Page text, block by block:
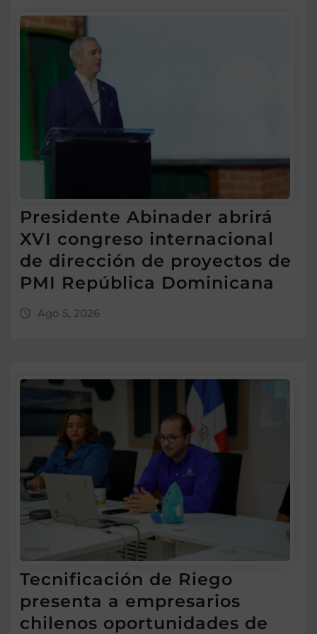
Presidente Abinader abrirá
XVI congreso internacional
de dirección de proyectos de
PMI República Dominicana
Ago 5, 2026
Tecnificación de Riego
presenta a empresarios
chilenos oportunidades de